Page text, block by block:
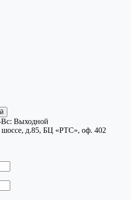
Выходной
шоссе, д.85, БЦ «РТС», оф. 402